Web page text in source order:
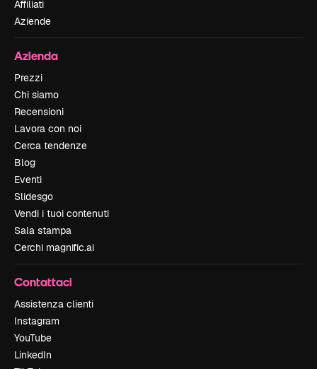
Affiliati
Aziende
Azienda
Prezzi
Chi siamo
Recensioni
Lavora con noi
Cerca tendenze
Blog
Eventi
Slidesgo
Vendi i tuoi contenuti
Sala stampa
Cerchi magnific.ai
Contattaci
Assistenza clienti
Instagram
YouTube
LinkedIn